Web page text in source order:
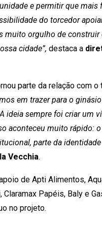
e permitir que
do torcedor
muito orgulho de
cidade”, destaca a
parte da relação com o
em trazer para o
ideia sempre foi criar um
aconteceu muito rápido:
parte da
Vecchia.
de Apti Alimentos,
Papéis, Baly e
no projeto.